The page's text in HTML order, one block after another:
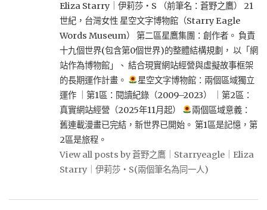
Eliza Starry｜伊莉莎・S （前筆名：蒼野之鷹） 21
世紀，台灣女性 星空文字博物館（Starry Eagle
Words Museum） 第二區星鷹集團：創作者。 負責
十九個世界(包含第0個世界)的整體結構規劃， 以「網
站作為博物館」、 結合現實網站經營與虛擬故事框架
的長期運作計畫。
星空文字博物館：兩個區域獨立
運作 ｜第1區：閱讀紀錄（2009–2023） ｜第2區：
真實網站經營（2025年11月起）
兩個區域意義：
舊連載漫畫已完結，新世界已開始。 第1區是記憶，第
2區是旅程。
View all posts by 蒼野之鷹｜Starryeagle｜Eliza
Starry｜伊莉莎・S(兩個筆名為同一人)